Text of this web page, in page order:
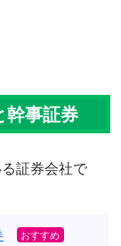
幹事証券
証券会社で